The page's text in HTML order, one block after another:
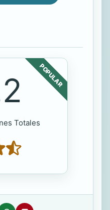
POPULAR
Totales